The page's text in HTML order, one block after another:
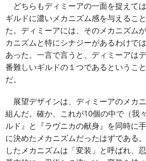
どちらもディミーアの一面を捉えて
ギルドに濃いメカニズム感を与えるこ
た。ディミーアには、そのメカニズム
カニズムと特にシナジーがあるわけで
あった。一言で言うと、ディミーアは
番難しいギルドの１つであるというこ
だ。
展望デザインは、ディミーアのメカ
組んだ。確か、これが10個の中で（我
ルド』と『ラヴニカの献身』を同時に
に決めたメカニズムだったはずである
したメカニズムは「変装」と呼ばれ、